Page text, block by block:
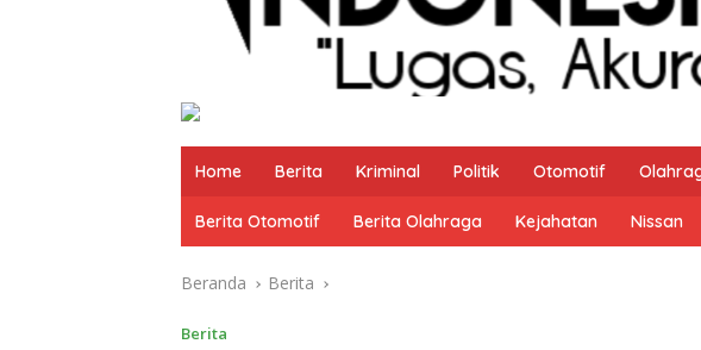
Home Berita Kriminal Politik Otomotif
Berita Otomotif Berita Olahraga Kejahatan Nissan
Beranda Berita
Berita